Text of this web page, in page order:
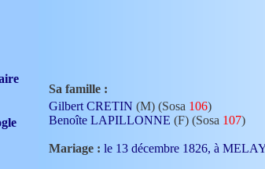
Sa famille :
Gilbert CRETIN (M) (Sosa 106)
Benoîte LAPILLONNE (F) (Sosa 107)
Mariage : le 13 décembre 1826, à